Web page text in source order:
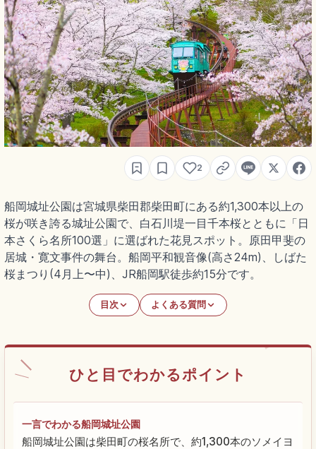
2
船岡城址公園は宮城県柴田郡柴田町にある約1,300本以上の
桜が咲き誇る城址公園で、白石川堤一目千本桜とともに「日
本さくら名所100選」に選ばれた花見スポット。原田甲斐の
居城・寛文事件の舞台。船岡平和観音像(高さ24m)、しばた
桜まつり(4月上〜中)、JR船岡駅徒歩約15分です。
目次 よくある質問
ひと目でわかるポイント
一言でわかる船岡城址公園
船岡城址公園は柴田町の桜名所で、約1,300本のソメイヨ